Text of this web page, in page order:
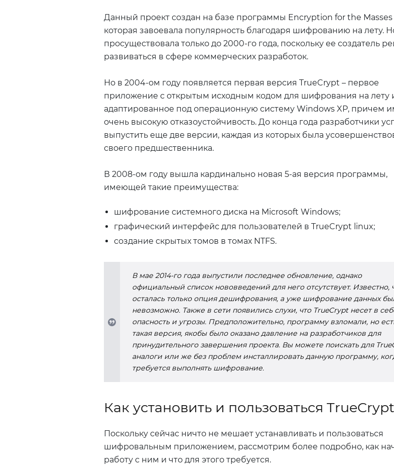
Данный проект создан на базе программы Encryption for the Masses
которая завоевала популярность благодаря шифрованию на лету.
просуществовала только до 2000-го года, поскольку ее создатель
развиваться в сфере коммерческих разработок.
Но в 2004-ом году появляется первая версия TrueCrypt – первое
приложение с открытым исходным кодом для шифрования на лету
адаптированное под операционную систему Windows XP, причем
очень высокую отказоустойчивость. До конца года разработчики
выпустить еще две версии, каждая из которых была
своего предшественника.
В 2008-ом году вышла кардинально новая 5-ая версия программы,
имеющей такие преимущества:
шифрование системного диска на Microsoft Windows;
графический интерфейс для пользователей в TrueCrypt linux;
создание скрытых томов в томах NTFS.
В мае 2014-го года выпустили последнее обновление, однако
официальный список нововведений для него отсутствует. Известно,
осталась только опция дешифрования, а уже шифрование данных
невозможно. Также в сети появились слухи, что TrueCrypt несет в
опасность и угрозы. Предположительно, программу взломали, но
такая версия, якобы было оказано давление на разработчиков для
принудительного завершения проекта. Вы можете поискать для
аналоги или же без проблем инсталлировать данную программу,
требуется выполнять шифрование.
Как установить и пользоваться TrueCrypt
Поскольку сейчас ничто не мешает устанавливать и пользоваться
шифровальным приложением, рассмотрим более подробно, как
работу с ним и что для этого требуется.